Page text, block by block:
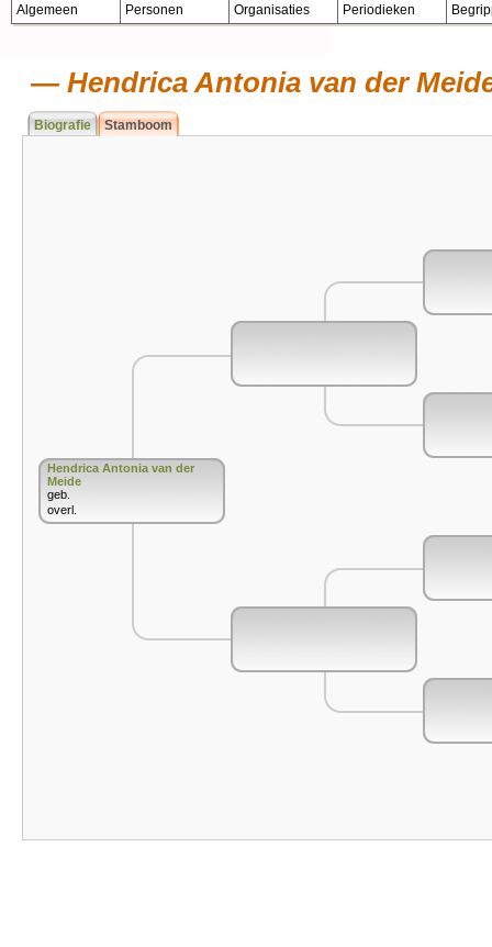
Algemeen Personen Organisaties Periodieken
Hendrica Antonia van der
Biografie Stamboom
Hendrica Antonia van der
Meide
geb.
overl.